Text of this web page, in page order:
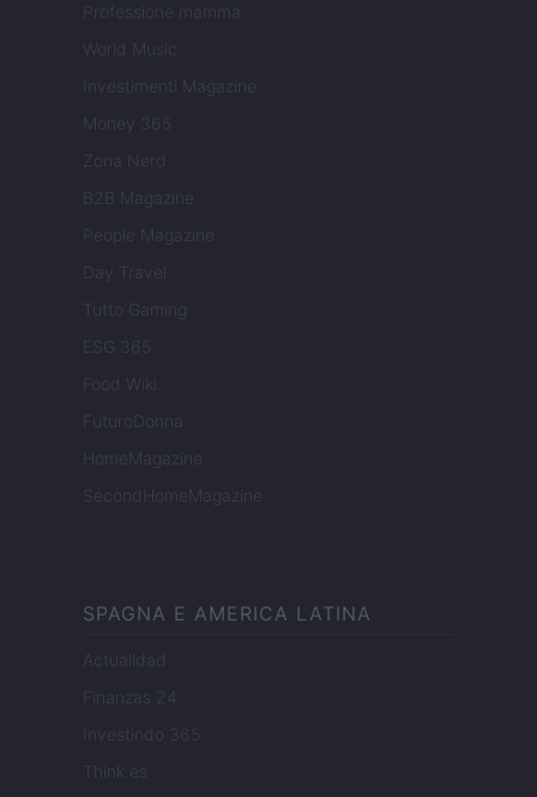
Professione mamma
World Music
Investimenti Magazine
Money 365
Zona Nerd
B2B Magazine
People Magazine
Day Travel
Tutto Gaming
ESG 365
Food Wiki
FuturoDonna
HomeMagazine
SecondHomeMagazine
SPAGNA E AMERICA LATINA
Actualidad
Finanzas 24
Investindo 365
Think.es